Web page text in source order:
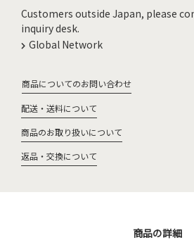
Customers outside Japan, please
inquiry desk.
Global Network
商品についてのお問い合わせ
配送・送料について
商品のお取り扱いについて
返品・交換について
商品の詳細